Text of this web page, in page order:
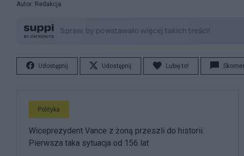
Autor: Redakcja
Udostępnij Udostępnij Lubię to!
Polityka
Wiceprezydent Vance z żoną przeszli do historii.
Pierwsza taka sytuacja od 156 lat